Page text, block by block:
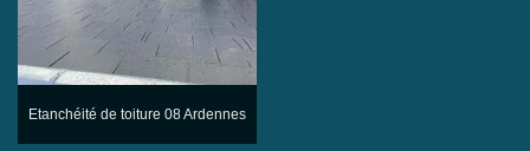
Etanchéité de toiture 08 Ardennes